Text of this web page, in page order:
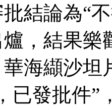
結論為“
，結果樂
海纈沙坦
已發批件”